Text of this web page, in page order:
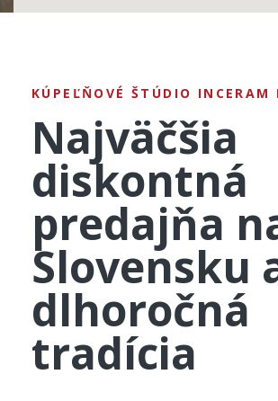
KÚPEĽŇOVÉ ŠTÚDIO INCERAM
Najväčšia
diskontná
predajňa
Slovensku
dlhoročná
tradícia